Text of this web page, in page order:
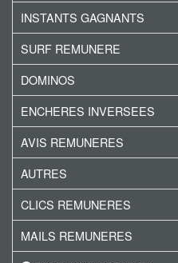
INSTANTS GAGNANTS
SURF REMUNERE
DOMINOS
ENCHERES INVERSEES
AVIS REMUNERES
AUTRES
CLICS REMUNERES
MAILS REMUNERES